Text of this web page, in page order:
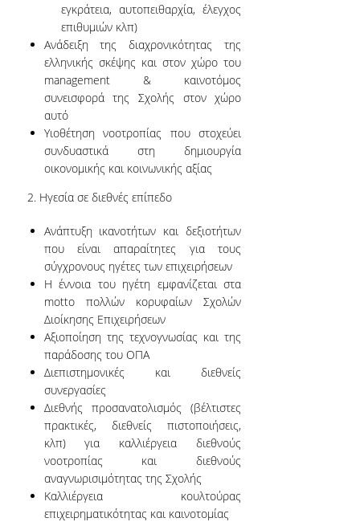
ΔΕΔΟΜΕΝΑ
ΠΙΣΤΟΠΟΙΗΣΗ
ΑΞΙΟΛΟΓΗΣΗ
ΜΟ.ΔΙ.Π.
ΕΡΕΥΝΑ
ΔΗΜΟΣΙΕΥΣΕΙΣ ΣΕ
ΕΠΙΣΤΗΜΟΝΙΚΑ
ΠΕΡΙΟΔΙΚΑ
ΔΗΜΟΣΙΕΥΣΕΙΣ ΣΕ
ΣΥΝΕΔΡΙΑ
ΔΙΑΚΡΙΣΕΙΣ
ΠΙΣΤΟΠΟΙΗΣΕΙΣ ΚΑΙ
ΛΙΣΤΕΣ ΚΑΤΑΤΑΞΗΣ
ΣΧΟΛΗΣ & ΠΜΣ
ΔΙΑΚΡΙΣΕΙΣ ΚΑΘΗΓΗΤΩΝ
ΚΑΙ ΦΟΙΤΗΤΩΝ
εγκράτεια, αυτοπειθαρχία, έλεγχος
επιθυμιών κλπ)
Ανάδειξη της διαχρονικότητας της
ελληνικής σκέψης και στον χώρο του
management & καινοτόμος
συνεισφορά της Σχολής στον χώρο
αυτό
Υιοθέτηση νοοτροπίας που στοχεύει
συνδυαστικά στη δημιουργία
οικονομικής και κοινωνικής αξίας
2. Ηγεσίασε διεθνές επίπεδο
Ανάπτυξη ικανοτήτων και δεξιοτήτων
που είναι απαραίτητες για τους
σύγχρονους ηγέτες των επιχειρήσεων
Η έννοια του ηγέτη εμφανίζεται στα
motto πολλών κορυφαίων Σχολών
Διοίκησης Επιχειρήσεων
Αξιοποίηση της τεχνογνωσίας και της
παράδοσης του ΟΠΑ
Διεπιστημονικές και διεθνείς
συνεργασίες
Διεθνής προσανατολισμός (βέλτιστες
πρακτικές, διεθνείς πιστοποιήσεις,
κλπ) για καλλιέργεια διεθνούς
νοοτροπίας και διεθνούς
αναγνωρισιμότητας της Σχολής
Καλλιέργεια κουλτούρας
επιχειρηματικότητας και καινοτομίας